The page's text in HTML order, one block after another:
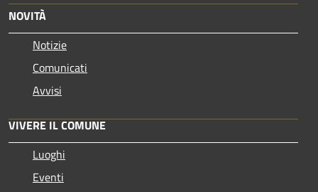
NOVITÀ
Notizie
Comunicati
Avvisi
VIVERE IL COMUNE
Luoghi
Eventi